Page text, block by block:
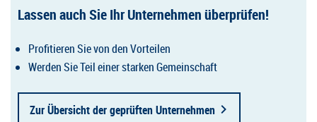
Lassen auch Sie Ihr Unternehmen überprüfen!
Profitieren Sie von den Vorteilen
Werden Sie Teil einer starken Gemeinschaft
Zur Übersicht der geprüften Unternehmen